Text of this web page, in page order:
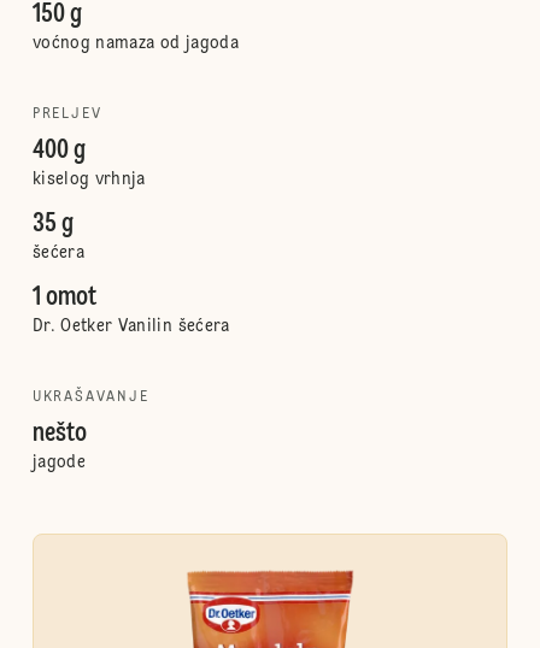
150 g
voćnog namaza od jagoda
PRELJEV
400 g
kiselog vrhnja
35 g
šećera
1 omot
Dr. Oetker Vanilin šećera
UKRAŠAVANJE
nešto
jagode